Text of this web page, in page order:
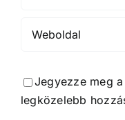
Jegyezze meg
legközelebb